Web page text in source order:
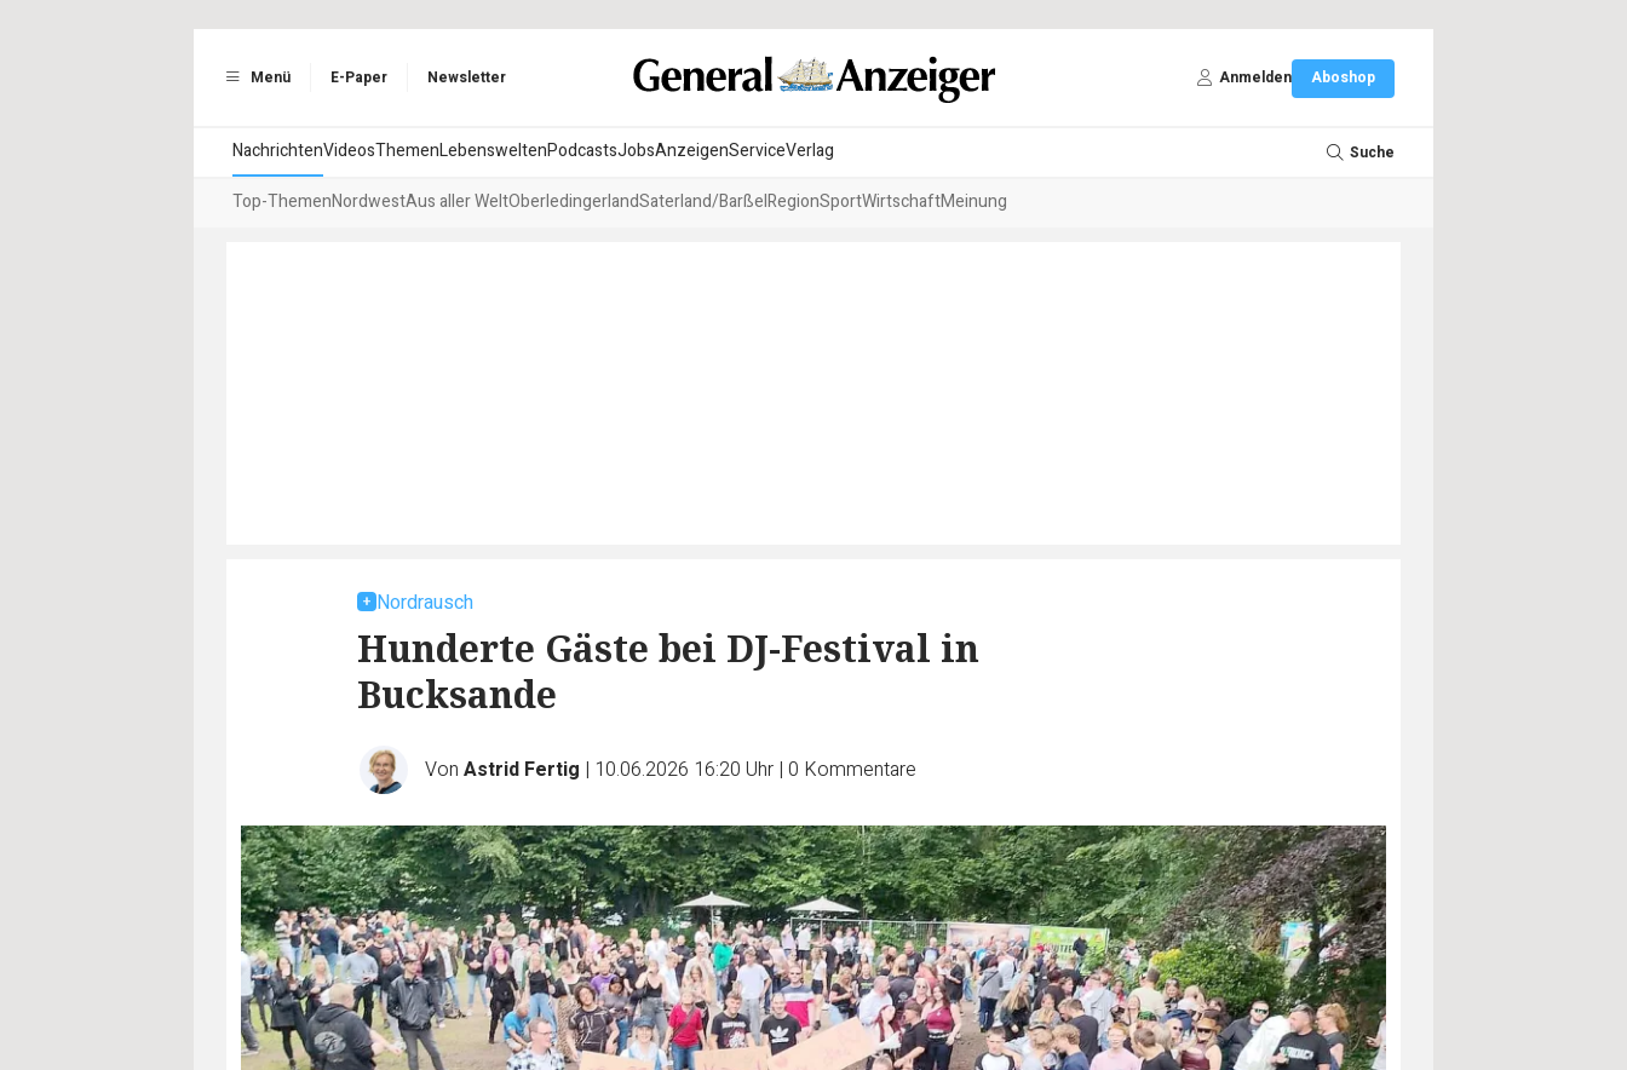
Menü E-Paper Newsletter Anmelden Aboshop
NachrichtenVideosThemenLebensweltenPodcastsJobsAnzeigenServiceVerlag Suche
Top-ThemenNordwestAus aller WeltOberledingerlandSaterland/BarßelRegionSportWirtschaftMeinung
Nordrausch
Hunderte Gäste bei DJ-Festival in
Bucksande
Von Astrid Fertig | 10.06.2026 16:20 Uhr | 0 Kommentare